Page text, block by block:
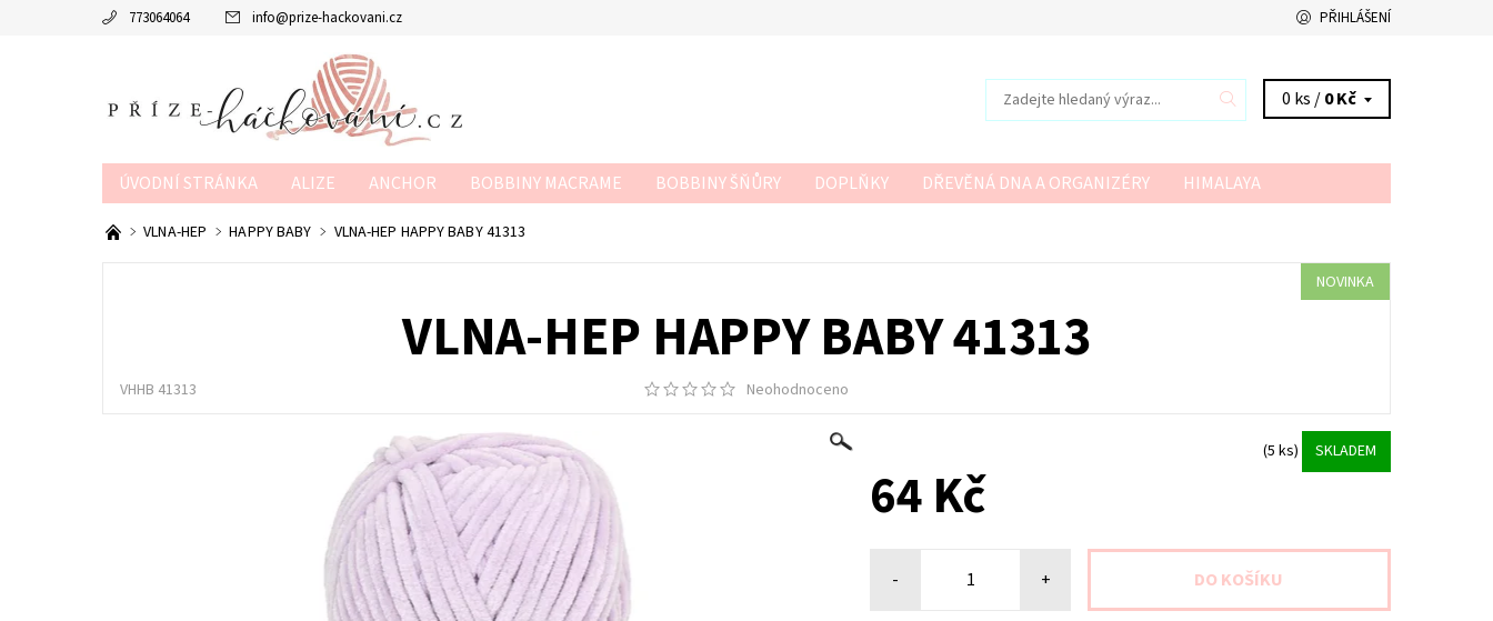
773064064 info@prize-hackovani.cz PŘIHLÁŠENÍ
0 ks /0 Kč
ÚVODNÍ STRÁNKA ALIZE ANCHOR BOBBINY MACRAME BOBBINY ŠŇŮRY DOPLŇKY DŘEVĚNÁ DNA A ORGANIZÉRY
HIMALAYA
MTP
NAKO POUKAZY SCHACHENMAYR
VLNA-HEP HAPPY BABY VLNA-HEP HAPPY BABY 41313
NOVINKA
VLNA-HEP HAPPY BABY 41313
VHHB 41313 Neohodnoceno
(5 ks) SKLADEM
64 Kč
- +